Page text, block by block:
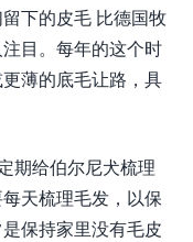
下的皮毛 比德国牧
目。每年的这个时
薄的底毛让路，具
期给伯尔尼犬梳理
天梳理毛发，以保
保持家里没有毛皮